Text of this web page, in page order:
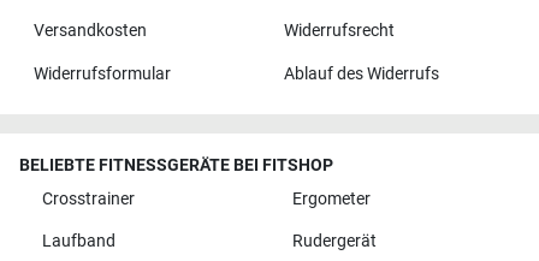
Versandkosten Widerrufsrecht
Widerrufsformular Ablauf des Widerrufs
BELIEBTE FITNESSGERÄTE BEI FITSHOP
Crosstrainer
Ergometer
Laufband Rudergerät